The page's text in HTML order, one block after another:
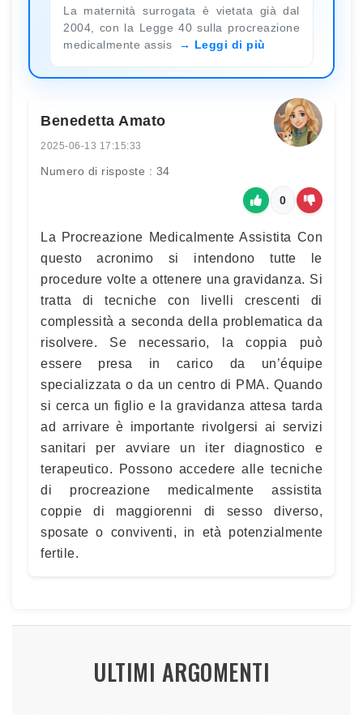
La maternità surrogata è vietata già dal
2004, con la Legge 40 sulla procreazione
medicalmente assis
Leggi di più
Benedetta Amato
2025-06-13 17:15:33
Numero di risposte : 34
0
La Procreazione Medicalmente Assistita Con
questo acronimo si intendono tutte le
procedure volte a ottenere una gravidanza. Si
tratta di tecniche con livelli crescenti di
complessità a seconda della problematica da
risolvere. Se necessario, la coppia può
essere presa in carico da un’équipe
specializzata o da un centro di PMA. Quando
si cerca un figlio e la gravidanza attesa tarda
ad arrivare è importante rivolgersi ai servizi
sanitari per avviare un iter diagnostico e
terapeutico. Possono accedere alle tecniche
di procreazione medicalmente assistita
coppie di maggiorenni di sesso diverso,
sposate o conviventi, in età potenzialmente
fertile.
ULTIMI ARGOMENTI